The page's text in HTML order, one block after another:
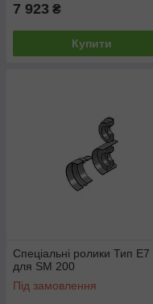
7 923 ₴
Купити
Спеціальні ролики Тип E7
для SM 200
Під замовлення